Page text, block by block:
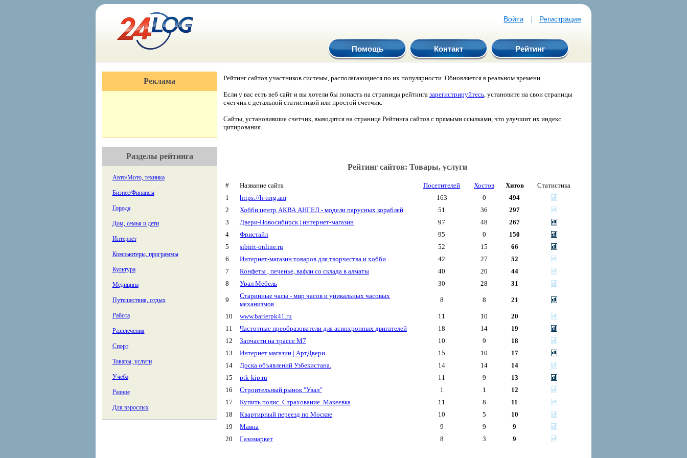
Войти | Регистрация
Помощь Контакт Рейтинг
Реклама
Разделы рейтинга
Авто/Мото, техника
Бизнес/Финансы
Города
Дом, семья и дети
Интернет
Компьютеры, программы
Культура
Медицина
Путешествия, отдых
Работа
Развлечения
Спорт
Товары, услуги
Учеба
Разное
Для взрослых
Рейтинг сайтов участников системы, располагающиеся по их популярности. Обновляется в реальном времени.
Если у вас есть веб сайт и вы хотели бы попасть на страницы рейтинга зарегистрируйтесь, установите на свои страницы
счетчик с детальной статистикой или простой счетчик.
Сайты, установившие счетчик, выводятся на странице Рейтинга сайтов с прямыми ссылками, что улучшит их индекс
цитирования.
Рейтинг сайтов: Товары, услуги
# Название сайта Посетителей Хостов Хитов
Статистика
1
https://h-torg.am 163 0
494
2
Хобби центр АКВА АНГЕЛ - модели парусных кораблей 51 36
297
3
Двери-Новосибирск | интернет-магазин 97 48
267
4
Фристайл 95 0
150
5
sibirit-online.ru 52 15
66
6
Интернет-магазин товаров для творчества и хобби 42 27
52
7
Конфеты , печенье, вафли со склада в алматы 40 20
44
8
Урал Мебель 30 28 31
9
Старинные часы - мир часов и уникальных часовых
механизмов
8 8 21
10 www.barierpk41.ru 11 10
20
11
Частотные преобразователи для асинхронных двигателей 18 14
19
12
Запчасти на трассе М7 10 9
18
13
Интернет магазин | АртДвери 15 10
17
14
Доска объявлений Узбекистана. 14 14
14
15
ptk-kip.ru 11 9
13
16
Строительный рынок "Увал" 1 1
12
17
Купить полис. Страхование. Макеевка 11 8
11
18
Квартирный переезд по Москве 10 5
10
19
Маяна 9 9
9
20
Газомаркет 8 3 9